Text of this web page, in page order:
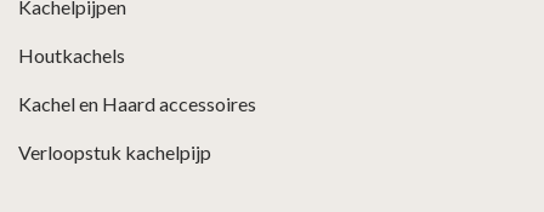
Kachelpijpen
Houtkachels
Kachel en Haard accessoires
Verloopstuk kachelpijp